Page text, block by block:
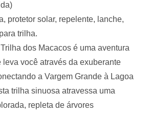
protetor solar, repelente, lanche,
trilha.
dos Macacos é uma aventura
leva você através da exuberante
a Vargem Grande à Lagoa
trilha sinuosa atravessa uma
repleta de árvores